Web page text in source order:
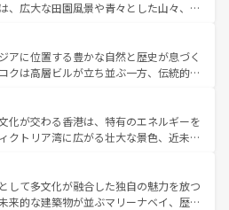
韓国料理が待っている。夜には、韓国な
がら、韓国の多彩な魅力を心ゆくまで味
わってみてほしい。 なお、新着の韓国情報はコンテンツ一
い。
、広大な田園風景や青々とした山々、世
伝統が息づく。ハノイの古い町並みやホ
ンス統治時代の建物も、独特の雰囲気を
また、バラエティの豊かさとおいしさで
インミー、ベトナムコーヒーなどは、ぜ
い。どの地域を訪れてもあたたかい人々
くれるので、きっと忘れられない旅にな
アに位置する豊かな自然と歴史が息づく
クは高層ビルが立ち並ぶ一方、伝統的な
いる。北部ではチェンマイなどの山岳地
い、南部ではプーケットやクラビの美し
ト気分を楽しむことができる。タイ料理
年中温暖で、どの季節にも異なる楽しみ
しみやすいタイの人々、仏教を中心とし
様な観光資源が、訪れる旅人を魅了し続
化が交わる香港は、特有のエネルギーを
クトリア湾に広がる壮大な景色、近未来
も感動するはず。観光スポットが密集し
見どころを回れるのも魅力。息をのむよ
的な体験まで、香港を存分に楽しみ尽く
して多文化が融合した独自の魅力を放つ
来的な建築物が並ぶマリーナベイ、歴史